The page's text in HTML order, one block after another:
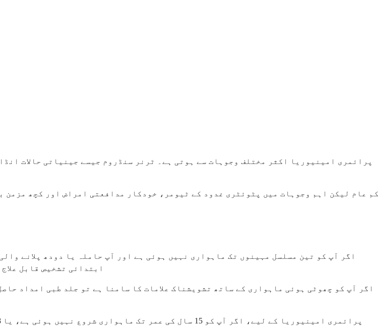
پرائمری امینیوریا اکثر مختلف وجوہات سے ہوتی ہے۔ ٹرنر سنڈروم جیسے جینیاتی حالات
کم عام لیکن اہم وجوہات میں پٹوئٹری غدود کے ٹیومر، خودکار مدافعتی امراض اور کچھ مزمن
اگر آپ کو تین مسلسل مہینوں تک ماہواری نہیں ہوئی ہے اور آپ حاملہ یا دودھ پلانے
ابتدائی تشخیص قابل
اگر آپ کو چھوٹی ہوئی ماہواری کے ساتھ تشویشناک علامات کا سامنا ہے تو جلد طبی امداد